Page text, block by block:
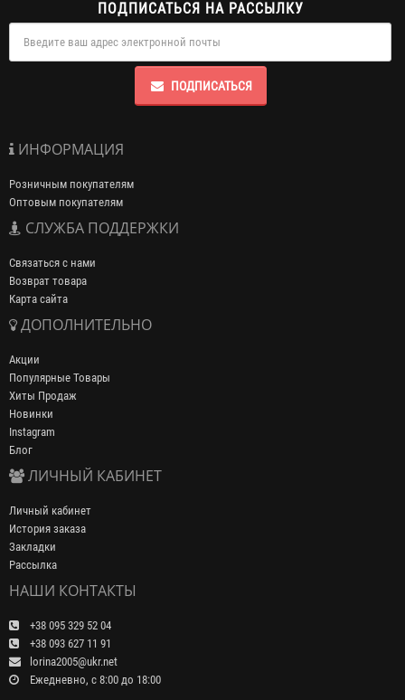
ПОДПИСАТЬСЯ НА РАССЫЛКУ
ПОДПИСАТЬСЯ
ИНФОРМАЦИЯ
Розничным покупателям
Оптовым покупателям
СЛУЖБА ПОДДЕРЖКИ
Связаться с нами
Возврат товара
Карта сайта
ДОПОЛНИТЕЛЬНО
Акции
Популярные Товары
Хиты Продаж
Новинки
Instagram
Блог
ЛИЧНЫЙ КАБИНЕТ
Личный кабинет
История заказа
Закладки
Рассылка
НАШИ КОНТАКТЫ
+38 095 329 52 04
+38 093 627 11 91
lorina2005@ukr.net
Ежедневно, с 8:00 до 18:00